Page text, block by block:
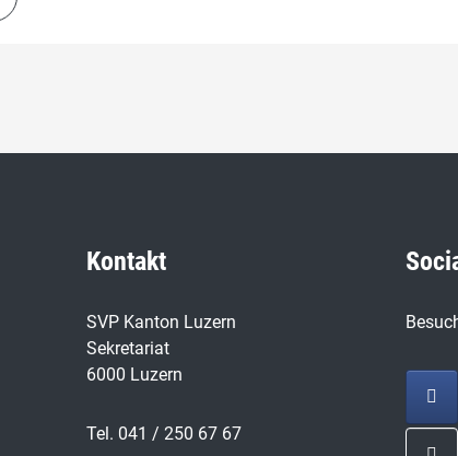
Kontakt
SVP Kanton Luzern
Sekretariat
6000 Luzern
Tel. 041 / 250 67 67